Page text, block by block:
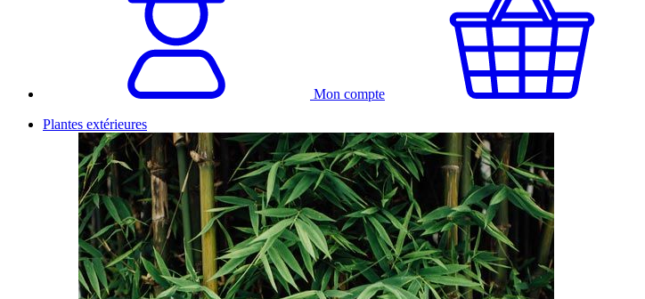
Mon compte
Plantes extérieures